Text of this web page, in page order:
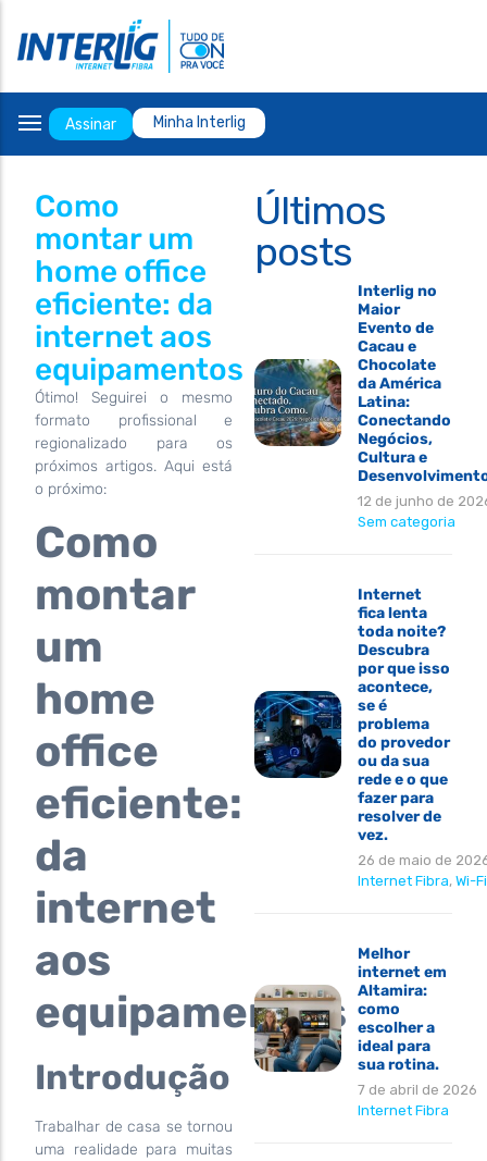
Internet Residencial
Telefone fixo
Interlig Play
Ensy Cursos
Whatsapp
E-mail
Facebook
Instagram
Assinar Minha Interlig
Como
montar um
home office
eficiente: da
internet aos
equipamentos
Ótimo! Seguirei o mesmo
formato profissional e
regionalizado para os
próximos artigos. Aqui está
o próximo:
Como
montar
um
home
office
eficiente:
da
internet
aos
equipamentos
Introdução
Trabalhar de casa se tornou
uma realidade para muitas
Últimos
posts
Interlig no
Maior
Evento de
Cacau e
Chocolate
da América
Latina:
Conectando
Negócios,
Cultura e
12 de junho de
Sem categoria
Internet
fica lenta
toda noite?
Descubra
por que isso
acontece,
se é
problema
do provedor
ou da sua
rede e o que
fazer para
resolver de
vez.
26 de maio de
Internet Fibra, Wi-Fi
Melhor
internet em
Altamira:
como
escolher a
ideal para
sua rotina.
7 de abril de 2026
Internet Fibra